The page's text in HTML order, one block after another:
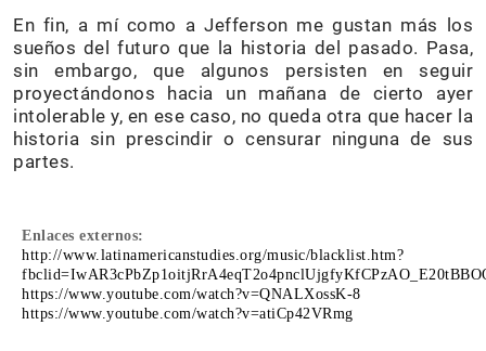
En fin, a mí como a Jefferson me gustan más los
sueños del futuro que la historia del pasado. Pasa,
sin embargo, que algunos persisten en seguir
proyectándonos hacia un mañana de cierto ayer
intolerable y, en ese caso, no queda otra que hacer la
historia sin prescindir o censurar ninguna de sus
partes.
Enlaces externos:
http://www.latinamericanstudies.org/music/blacklist.htm?
https://www.youtube.com/watch?v=QNALXossK-8
https://www.youtube.com/watch?v=atiCp42VRmg